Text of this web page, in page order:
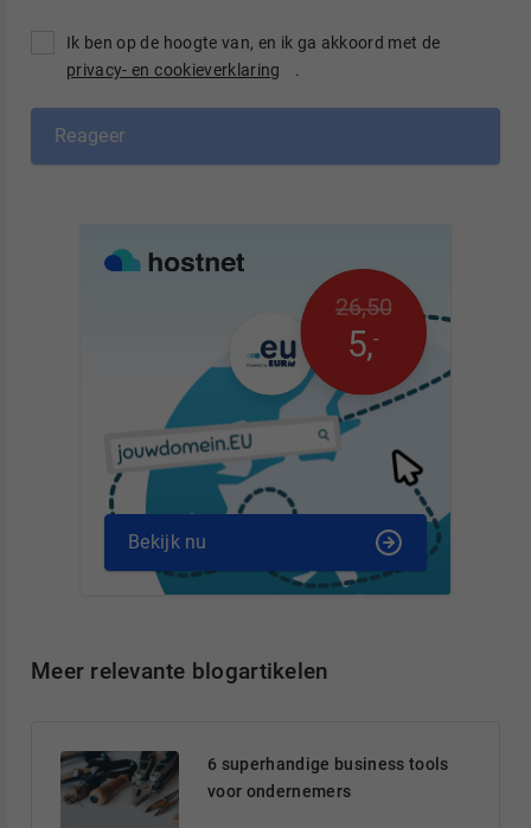
Ik ben op de hoogte van, en ik ga akkoord met de
privacy- en cookieverklaring
.
Reageer
26,50
5,-
Bekijk nu
Meer relevante blogartikelen
6 superhandige business tools
voor ondernemers